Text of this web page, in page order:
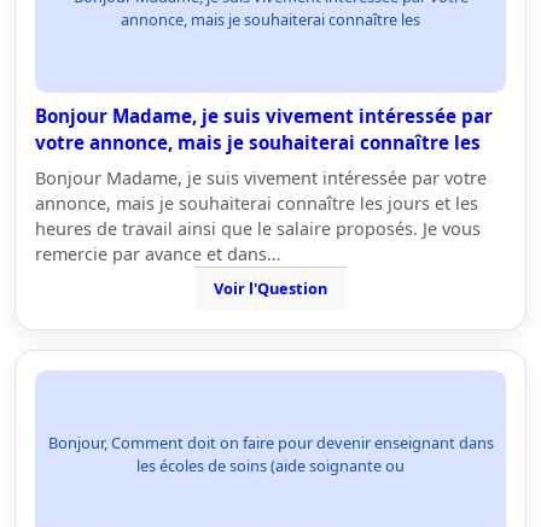
annonce, mais je souhaiterai connaître les
Bonjour Madame, je suis vivement intéressée par
votre annonce, mais je souhaiterai connaître les
Bonjour Madame, je suis vivement intéressée par votre
annonce, mais je souhaiterai connaître les jours et les
heures de travail ainsi que le salaire proposés. Je vous
remercie par avance et dans…
Voir l'Question
Bonjour, Comment doit on faire pour devenir enseignant dans
les écoles de soins (aide soignante ou